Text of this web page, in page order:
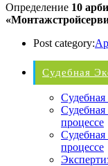
Определение 10
Post category:
Судебная
Судебная
Судебная
процессе
Судебная
процессе